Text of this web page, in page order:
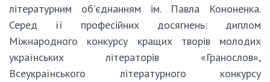
літературним об’єднанням ім. Павла Кононенка.
Серед її професійних досягнень: диплом
Міжнародного конкурсу кращих творів молодих
українських літераторів «Гранослов»,
Всеукраїнського літературного конкурсу